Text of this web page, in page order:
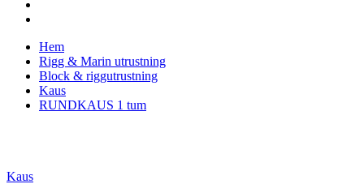
Hem
Rigg & Marin utrustning
Block & riggutrustning
Kaus
RUNDKAUS 1 tum
Kaus